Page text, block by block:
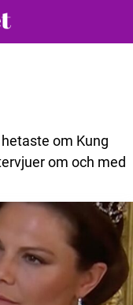
om Kung
om och med